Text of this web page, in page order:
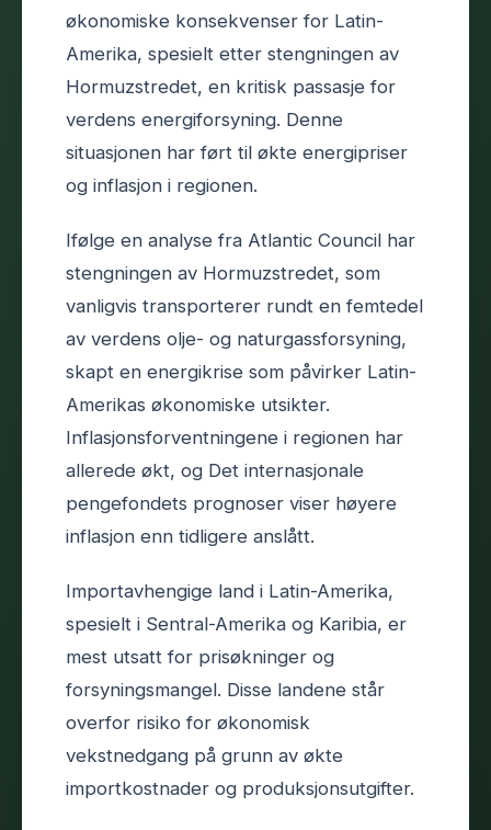
økonomiske konsekvenser for Latin-
Amerika, spesielt etter stengningen av
Hormuzstredet, en kritisk passasje for
verdens energiforsyning. Denne
situasjonen har ført til økte energipriser
og inflasjon i regionen.
Ifølge en analyse fra Atlantic Council har
stengningen av Hormuzstredet, som
vanligvis transporterer rundt en femtedel
av verdens olje- og naturgassforsyning,
skapt en energikrise som påvirker Latin-
Amerikas økonomiske utsikter.
Inflasjonsforventningene i regionen har
allerede økt, og Det internasjonale
pengefondets prognoser viser høyere
inflasjon enn tidligere anslått.
Importavhengige land i Latin-Amerika,
spesielt i Sentral-Amerika og Karibia, er
mest utsatt for prisøkninger og
forsyningsmangel. Disse landene står
overfor risiko for økonomisk
vekstnedgang på grunn av økte
importkostnader og produksjonsutgifter.